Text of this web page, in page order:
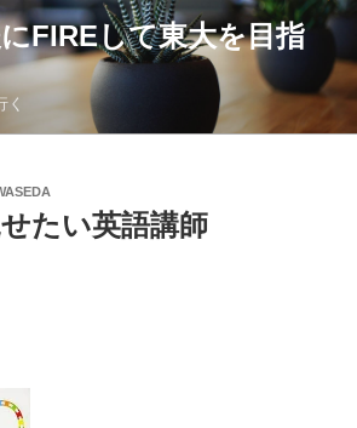
FIREして東大を目指
く
たい英語講師